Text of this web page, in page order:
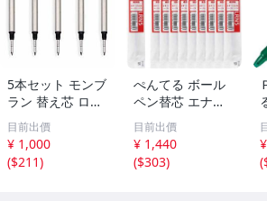
5本セット モンブ
ラン 替え芯 ロー
ラーボール用 リ
フィル 互換品 黒
M 中字 01
目前出價
¥ 1,000
($211)
ぺんてる ボール
ペン替芯 エナー
ジェル 0.5mm XL
RN5-B 赤 10本
目前出價
¥ 1,440
($303)
(